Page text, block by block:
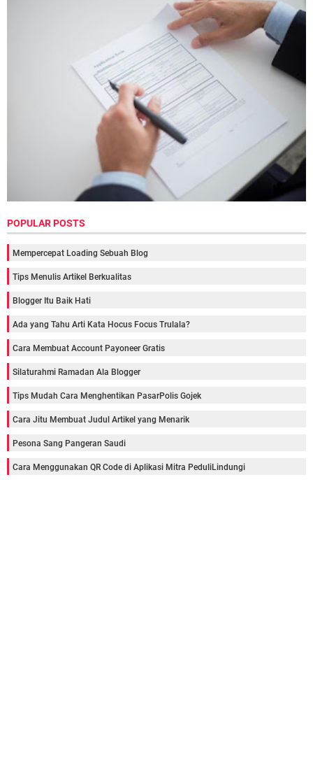
POPULAR POSTS
Mempercepat Loading Sebuah Blog
Tips Menulis Artikel Berkualitas
Blogger Itu Baik Hati
Ada yang Tahu Arti Kata Hocus Focus Trulala?
Cara Membuat Account Payoneer Gratis
Silaturahmi Ramadan Ala Blogger
Tips Mudah Cara Menghentikan PasarPolis Gojek
Cara Jitu Membuat Judul Artikel yang Menarik
Pesona Sang Pangeran Saudi
Cara Menggunakan QR Code di Aplikasi Mitra PeduliLindungi